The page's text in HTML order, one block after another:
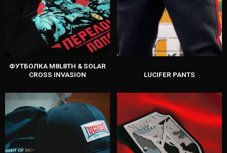
ФУТБОЛКА M8L8TH & SOLAR
CROSS INVASION
LUCIFER PANTS